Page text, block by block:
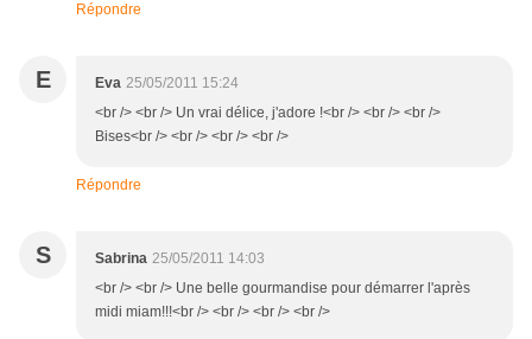
Répondre
E Eva 25/05/2011 15:24
<br /> <br /> Un vrai délice, j'adore !<br /> <br /> <br />
Bises<br /> <br /> <br /> <br />
Répondre
S Sabrina 25/05/2011 14:03
<br /> <br /> Une belle gourmandise pour démarrer l'après
midi miam!!!<br /> <br /> <br /> <br />